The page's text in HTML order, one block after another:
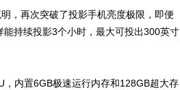
，再次突破了投影手机亮度极限，即便
持续投影3个小时，最大可投出300英寸
内置6GB极速运行内存和128GB超大存